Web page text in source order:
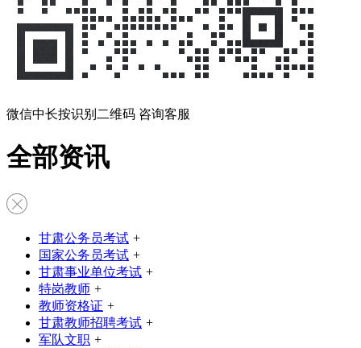
微信中长按识别二维码 咨询客服
全部资讯
甘肃公务员考试 +
国家公务员考试 +
甘肃事业单位考试 +
特岗教师 +
教师资格证 +
甘肃教师招聘考试 +
军队文职 +